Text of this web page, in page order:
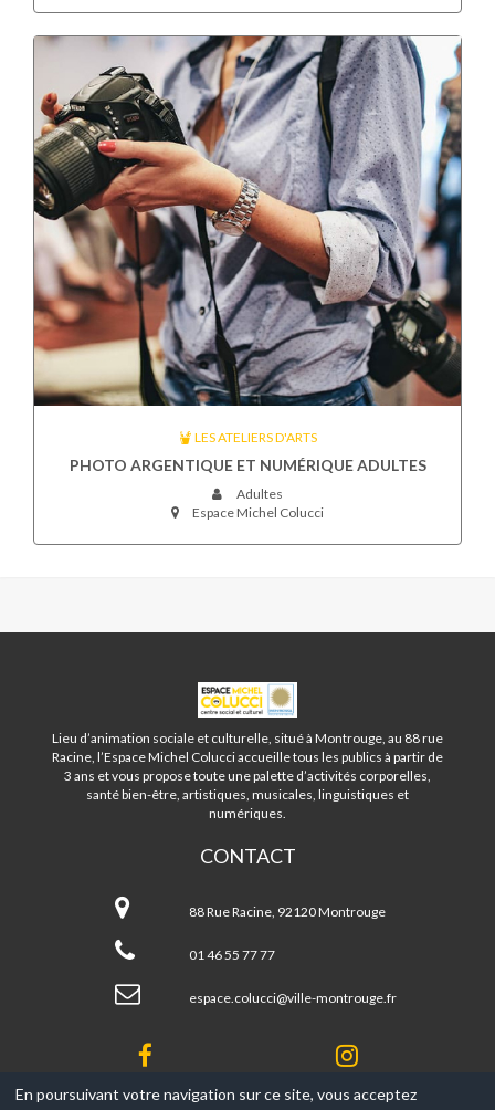
LES ATELIERS D'ARTS
PHOTO ARGENTIQUE ET NUMÉRIQUE ADULTES
Adultes
Espace Michel Colucci
ESPACE
MICHEL
COLUCCI
-
MONTROUGE
Lieu d’animation sociale et culturelle, situé à Montrouge, au 88 rue
Racine, l’Espace Michel Colucci accueille tous les publics à partir de
3 ans et vous propose toute une palette d’activités corporelles,
santé bien-être, artistiques, musicales, linguistiques et
numériques.
CONTACT
Michel
Colucci
Montrouge
88 Rue Racine, 92120 Montrouge
01 46 55 77 77
espace.colucci@ville-montrouge.fr
En poursuivant votre navigation sur ce site, vous acceptez